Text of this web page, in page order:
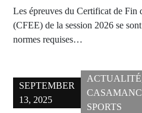
Les épreuves du Certificat de Fin
(CFEE) de la session 2026 se
normes requises…
SEPTEMBER
13, 2025
ACTUALITÉ
SPORTS